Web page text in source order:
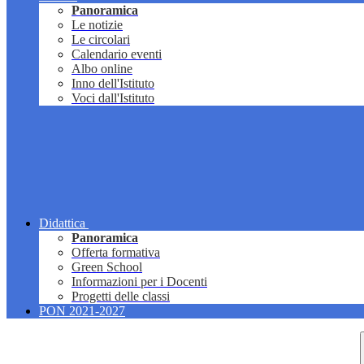
Panoramica
Le notizie
Le circolari
Calendario eventi
Albo online
Inno dell'Istituto
Voci dall'Istituto
Didattica
Panoramica
Offerta formativa
Green School
Informazioni per i Docenti
Progetti delle classi
PON 2021-2027